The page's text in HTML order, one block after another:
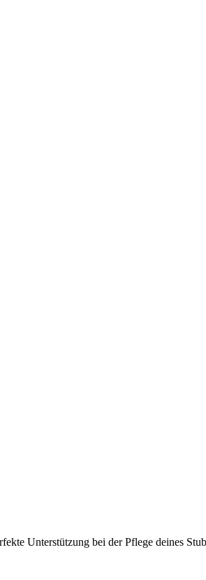
Unterstützung bei der Pflege deines